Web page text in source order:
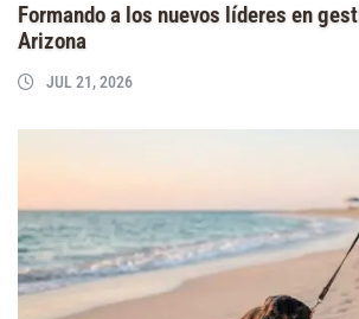
Formando a los nuevos líderes en
Arizona
JUL 21, 2026